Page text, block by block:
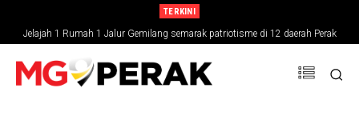
TERKINI
Jelajah 1 Rumah 1 Jalur Gemilang semarak patriotisme di 12 daerah Perak